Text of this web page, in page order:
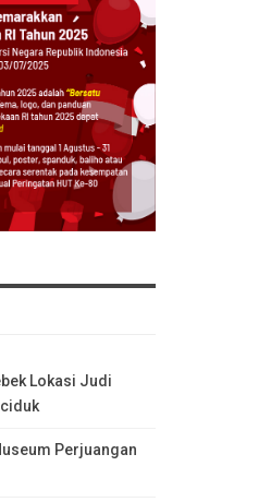
Lokasi Judi
Perjuangan